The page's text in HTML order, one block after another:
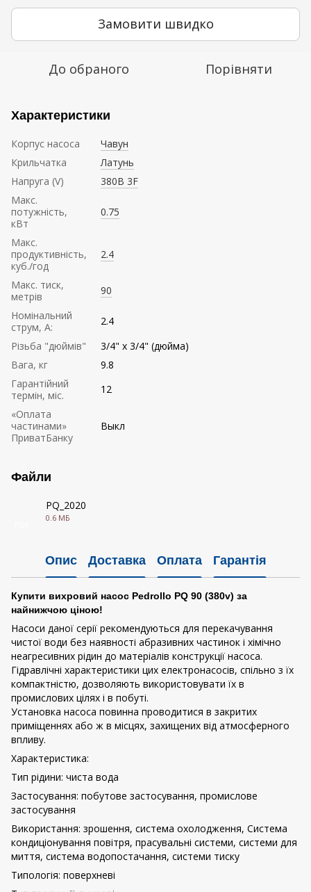
Замовити швидко
До обраного Порівняти
Характеристики
Корпус насоса
Чавун
Крильчатка
Латунь
Напруга (V)
380В 3F
Mакс.
потужність,
кВт
0.75
Mакс.
продуктивність,
куб./год
2.4
Maкс. тиск,
метрів
90
Номінальний
струм, А:
2.4
Різьба "дюймів"
3/4" х 3/4" (дюйма)
Вага, кг
9.8
Гарантійний
термін, міс.
12
«Оплата
частинами»
ПриватБанку
Выкл
Файли
PQ_2020
0.6 МБ
Опис Доставка Оплата Гарантія
Купити вихровий насос Pedrollo PQ 90 (380v) за
найнижчою ціною!
Насоси даної серії рекомендуються для перекачування
чистої води без наявності абразивних частинок і хімічно
неагресивних рідин до матеріалів конструкції насоса.
Гідравлічні характеристики цих електронасосів, спільно з їх
компактністю, дозволяють використовувати їх в
промислових цілях і в побуті.
Установка насоса повинна проводитися в закритих
приміщеннях або ж в місцях, захищених від атмосферного
впливу.
Характеристика:
Тип рідини: чиста вода
Застосування: побутове застосування, промислове
застосування
Використання: зрошення, система охолодження, Система
кондиціонування повітря, прасувальні системи, системи для
миття, система водопостачання, системи тиску
Типологія: поверхневі